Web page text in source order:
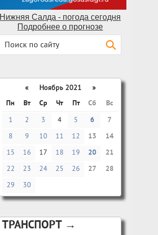
Нижняя Салда - погода сегодня
Подробнее о прогнозе
« Ноябрь 2021
»
Пн
Вт Ср Чт Пт Сб
Вс
1
2 3 4 5 6
7
8
9 10 11 12 13
14
15
16 17 18 19 20
21
22
23 24 25 26 27
28
29
30
ТРАНСПОРТ →